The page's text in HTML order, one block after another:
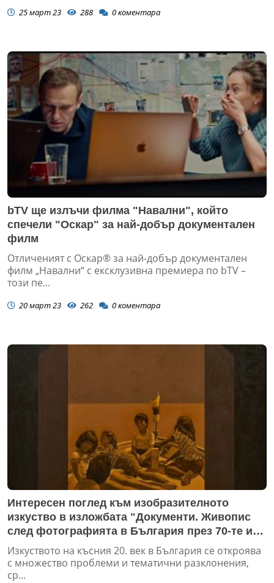
25 март 23 288 0коментара
bTV ще излъчи филма "Навални", който
спечели "Оскар" за най-добър документален
филм
Отличеният с Оскар® за най-добър документален
филм „Навални“ с ексклузивна премиера по bTV –
този пе...
20 март 23 262 0коментара
Интересен поглед към изобразителното
изкуство в изложбата "Документи. Живопис
след фотографията в България през 70-те и
80-те години на 20-ти век"
Изкуството на късния 20. век в България се откроява
с множество проблеми и тематични разклонения,
ср...